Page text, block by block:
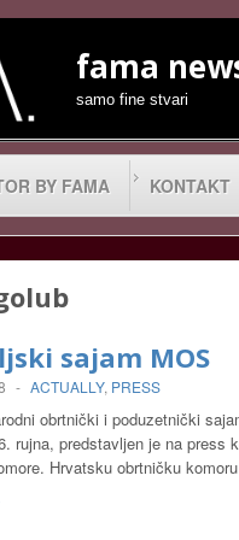
fama
samo fine stvari
BY FAMA KONTAKT
sajam MOS
- ACTUALLY, PRESS
obrtnički i poduzetnički
rujna, predstavljen je na press
Hrvatsku obrtničku